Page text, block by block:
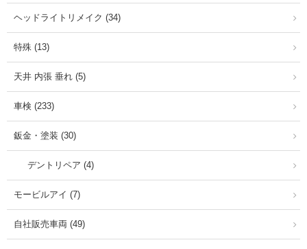
ヘッドライトリメイク (34)
特殊 (13)
天井 内張 垂れ (5)
車検 (233)
鈑金・塗装 (30)
デントリペア (4)
モービルアイ (7)
自社販売車両 (49)